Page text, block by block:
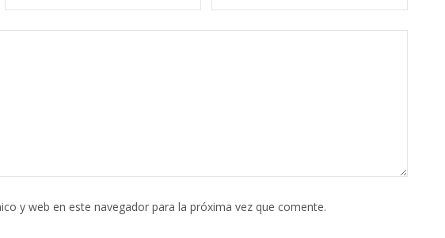
y web en este navegador para la próxima vez que comente.